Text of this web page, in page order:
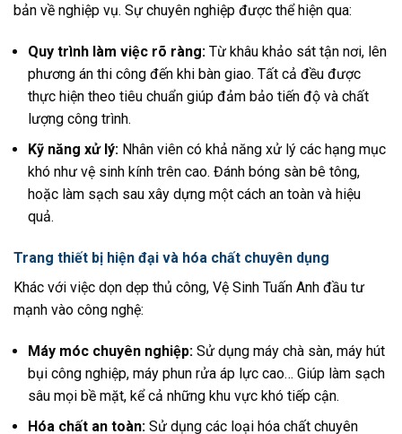
bản về nghiệp vụ. Sự chuyên nghiệp được thể hiện qua:
Quy trình làm việc rõ ràng: Từ khâu khảo sát tận nơi, lên
phương án thi công đến khi bàn giao. Tất cả đều được
thực hiện theo tiêu chuẩn giúp đảm bảo tiến độ và chất
lượng công trình.
Kỹ năng xử lý: Nhân viên có khả năng xử lý các hạng mục
khó như vệ sinh kính trên cao. Đánh bóng sàn bê tông,
hoặc làm sạch sau xây dựng một cách an toàn và hiệu
quả.
Trang thiết bị hiện đại và hóa chất chuyên dụng
Khác với việc dọn dẹp thủ công, Vệ Sinh Tuấn Anh đầu tư
mạnh vào công nghệ:
Máy móc chuyên nghiệp: Sử dụng máy chà sàn, máy hút
bụi công nghiệp, máy phun rửa áp lực cao… Giúp làm sạch
sâu mọi bề mặt, kể cả những khu vực khó tiếp cận.
Hóa chất an toàn: Sử dụng các loại hóa chất chuyên